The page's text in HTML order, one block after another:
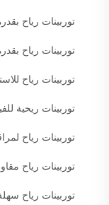
توربينات رياح بقدرة ٥
توربينات رياح بقدرة ٣٠
توربينات رياح
توربينات ريحية
توربينات رياح
توربينات رياح
توربينات رياح